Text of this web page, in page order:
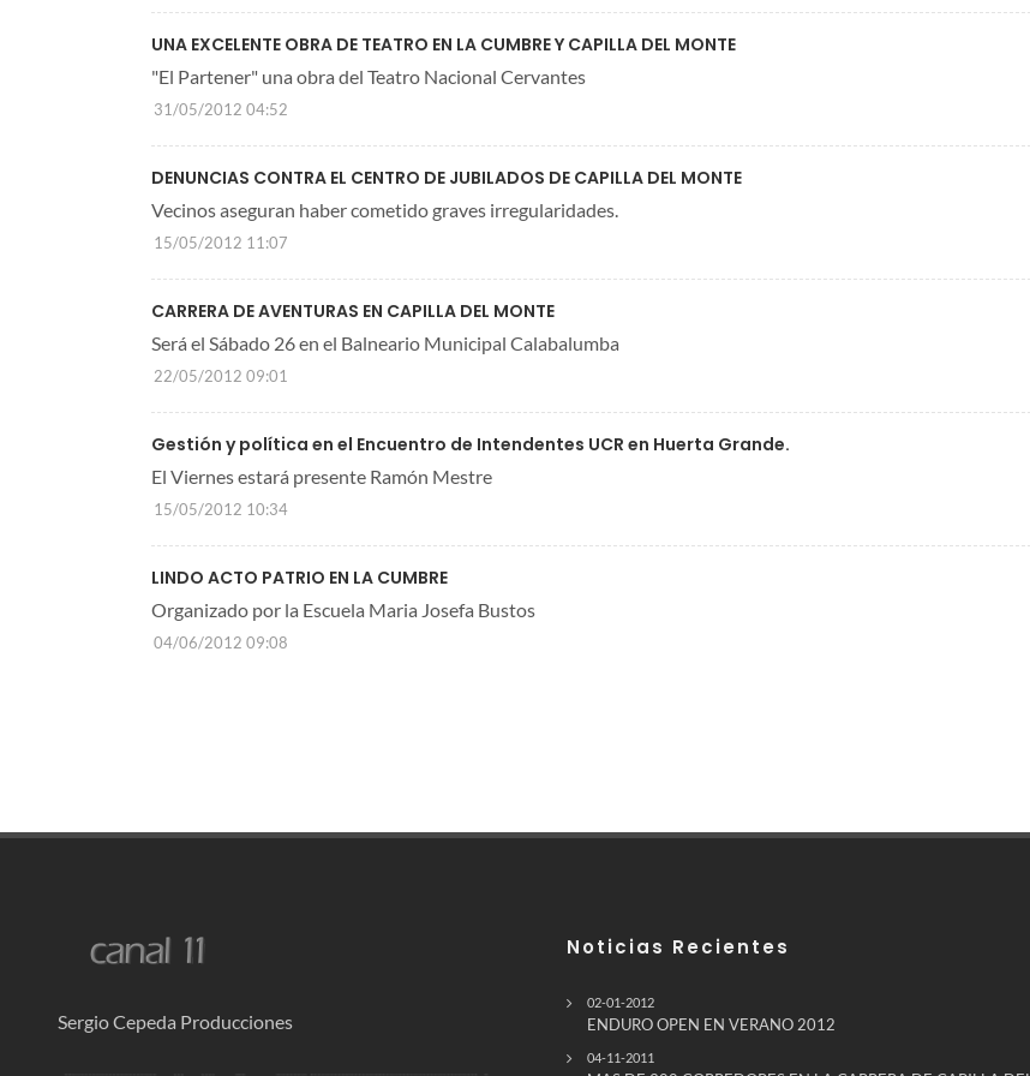
UNA EXCELENTE OBRA DE TEATRO EN LA CUMBRE Y CAPILLA DEL MONTE
"El Partener" una obra del Teatro Nacional Cervantes
31/05/2012 04:52
DENUNCIAS CONTRA EL CENTRO DE JUBILADOS DE CAPILLA DEL MONTE
Vecinos aseguran haber cometido graves irregularidades.
15/05/2012 11:07
CARRERA DE AVENTURAS EN CAPILLA DEL MONTE
Será el Sábado 26 en el Balneario Municipal Calabalumba
22/05/2012 09:01
Gestión y política en el Encuentro de Intendentes UCR en Huerta Grande.
El Viernes estará presente Ramón Mestre
15/05/2012 10:34
LINDO ACTO PATRIO EN LA CUMBRE
Organizado por la Escuela Maria Josefa Bustos
04/06/2012 09:08
Sergio Cepeda Producciones
Noticias Recientes
02-01-2012
ENDURO OPEN EN VERANO 2012
04-11-2011